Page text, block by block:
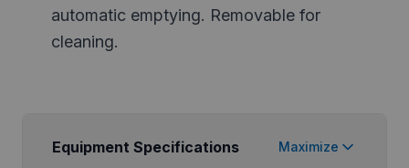
automatic emptying. Removable for
cleaning.
Equipment Specifications Maximize